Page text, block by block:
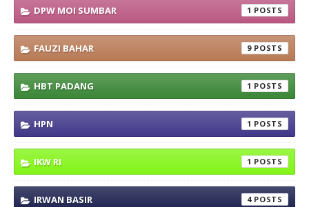
DPW MOI SUMBAR 1
FAUZI BAHAR 9
HBT PADANG 1
HPN 1
IKW RI 1
IRWAN BASIR 4